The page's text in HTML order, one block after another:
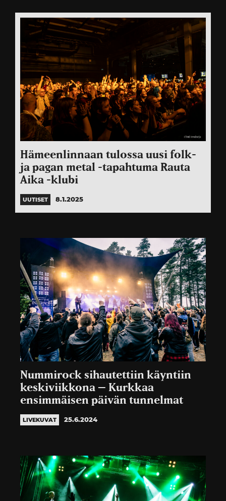
Hämeenlinnaan tulossa uusi folk-
ja pagan metal -tapahtuma Rauta
Aika -klubi
UUTISET 8.1.2025
Nummirock sihautettiin käyntiin
keskiviikkona – Kurkkaa
ensimmäisen päivän tunnelmat
LIVEKUVAT 25.6.2024